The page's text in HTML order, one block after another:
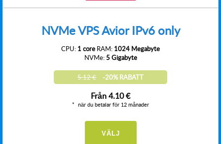
NVMe VPS Avior IPv6 only
CPU: 1 core RAM: 1024 Megabyte
NVMe:5 Gigabyte
5.12 € -20% RABATT
Från4.10 €
när du betalar för 12 månader
VÄLJ